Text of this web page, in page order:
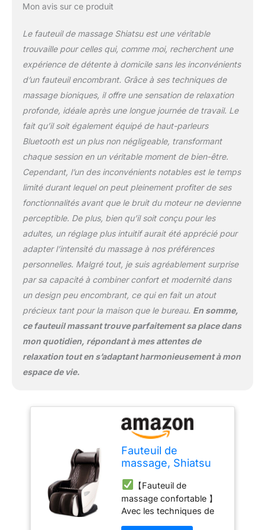
hanches et les jambes
circulation sanguine; La
minuterie scientifique de
15 minutes pour éviter de
trop masser
【Bluetooth & Position
allongée 】Les haut-
parleurs Bluetooth
intégrés permettent
d'obtenir des effets
sonores en 3D et, avec la
pouvez bénéficier d'un
massage relaxant
profond sur ce fauteuil
【Conception
conviviale】Le design
ergonomique en forme
de L s'adapte
parfaitement à votre
corps. Le panneau de
le côté droit du fauteuil,
ce qui est pratique pour
commander les
programmes de
l'espace】 Grâce à son
design compact et à son
aspect épuré, ce fauteuil
de massage est vraiment
peu encombrant et peut
s'intégrer dans presque
toutes les pièces
du fauteuil (LxWxH): 91 x
61 x 83 cm.【Type de
corps adapté】 Poids
Mon avis sur ce produit
Le fauteuil de massage Shiatsu est une véritable
trouvaille pour celles qui, comme moi, recherchent une
expérience de détente à domicile sans les inconvénients
d’un fauteuil encombrant. Grâce à ses techniques de
massage bioniques, il offre une sensation de relaxation
profonde, idéale après une longue journée de travail. Le
fait qu’il soit également équipé de haut-parleurs
Bluetooth est un plus non négligeable, transformant
chaque session en un véritable moment de bien-être.
Cependant, l’un des inconvénients notables est le temps
limité durant lequel on peut pleinement profiter de ses
fonctionnalités avant que le bruit du moteur ne devienne
perceptible. De plus, bien qu’il soit conçu pour les
adultes, un réglage plus intuitif aurait été apprécié pour
adapter l’intensité du massage à nos préférences
personnelles. Malgré tout, je suis agréablement surprise
par sa capacité à combiner confort et modernité dans
un design peu encombrant, ce qui en fait un atout
précieux tant pour la maison que le bureau. En somme,
ce fauteuil massant trouve parfaitement sa place dans
mon quotidien, répondant à mes attentes de
relaxation tout en s’adaptant harmonieusement à mon
espace de vie.
Fauteuil de
massage, Shiatsu
électrique inclinable
avec techniques de
massage bioniques,
Siège masseur
【Fauteuil de
massage confortable 】
Avec les techniques de